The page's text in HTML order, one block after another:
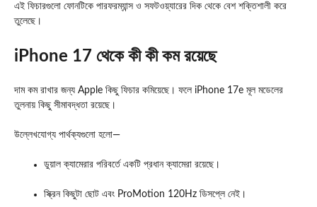
এই ফিচারগুলো ফোনটিকে পারফরম্যান্স ও সফটওয়্যারের দিক থেকে বেশ শক্তিশালী করে
তুলেছে।
iPhone 17 থেকে কী কী কম রয়েছে
দাম কম রাখার জন্য Apple কিছু ফিচার কমিয়েছে। ফলে iPhone 17e মূল মডেলের
তুলনায় কিছু সীমাবদ্ধতা রয়েছে।
উল্লেখযোগ্য পার্থক্যগুলো হলো—
ডুয়াল ক্যামেরার পরিবর্তে একটি প্রধান ক্যামেরা রয়েছে।
স্ক্রিন কিছুটা ছোট এবং ProMotion 120Hz ডিসপ্লে নেই।